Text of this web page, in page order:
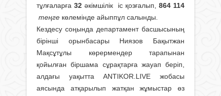
тұлғаларға 32 әкімшілік іс қозғалып, 864 114
теңге көлемінде айыппұл салынды.
Кездесу соңында департамент басшысының
бірінші орынбасары Ниязов Бақытжан
Мақсұтұлы көрермендер тарапынан
қойылған біршама сұрақтарға жауап беріп,
алдағы уақытта ANTIKOR.LIVE жобасы
аясында атқарылып жатқан жұмыстар өз